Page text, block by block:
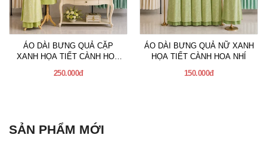
ÁO DÀI BƯNG QUẢ CẶP
XANH HỌA TIẾT CÀNH HOA
250.000đ
ÁO DÀI BƯNG QUẢ NỮ XANH
HỌA TIẾT CÀNH HOA NHÍ
150.000đ
SẢN PHẨM MỚI